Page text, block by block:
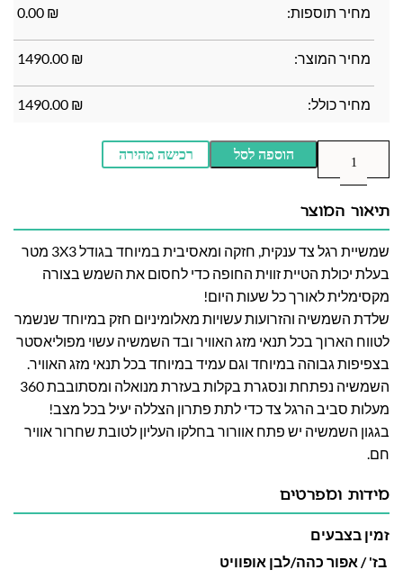
מחיר תוספות: ₪
0.00
מחיר המוצר: ₪
1490.00
מחיר כולל: ₪
1490.00
הוספה לסל רכישה מהירה
תיאור המוצר
שמשיית רגל צד ענקית, חזקה ומאסיבית במיוחד בגודל 3X3 מטר
בעלת יכולת הטיית זווית החופה כדי לחסום את השמש בצורה
מקסימלית לאורך כל שעות היום!
שלדת השמשיה והזרועות עשויות מאלומיניום חזק במיוחד שנשמר
לטווח הארוך בכל תנאי מזג האוויר ובד השמשיה עשוי מפוליאסטר
בצפיפות גבוהה במיוחד וגם עמיד במיוחד בכל תנאי מזג האוויר.
השמשיה נפתחת ונסגרת בקלות בעזרת מנואלה ומסתובבת 360
מעלות סביב הרגל צד כדי לתת פתרון הצללה יעיל בכל מצב!
בגגון השמשיה יש פתח אוורור בחלקו העליון לטובת שחרור אוויר
חם.
מידות ומפרטים
זמין בצבעים
בז' / אפור כהה/לבן אופוויט